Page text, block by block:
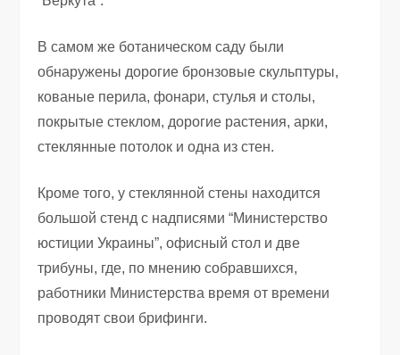
В самом же ботаническом саду были
обнаружены дорогие бронзовые скульптуры,
кованые перила, фонари, стулья и столы,
покрытые стеклом, дорогие растения, арки,
стеклянные потолок и одна из стен.
Кроме того, у стеклянной стены находится
большой стенд с надписями “Министерство
юстиции Украины”, офисный стол и две
трибуны, где, по мнению собравшихся,
работники Министерства время от времени
проводят свои брифинги.